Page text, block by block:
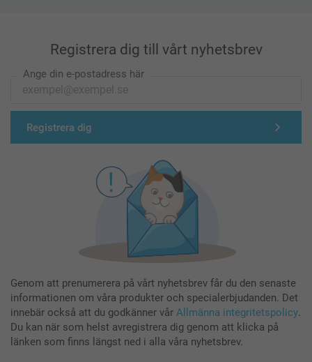
Registrera dig till vårt nyhetsbrev
Ange din e-postadress här
Registrera dig
Genom att prenumerera på vårt nyhetsbrev får du den senaste
informationen om våra produkter och specialerbjudanden. Det
innebär också att du godkänner vår Allmänna integritetspolicy.
Du kan när som helst avregistrera dig genom att klicka på
länken som finns längst ned i alla våra nyhetsbrev.